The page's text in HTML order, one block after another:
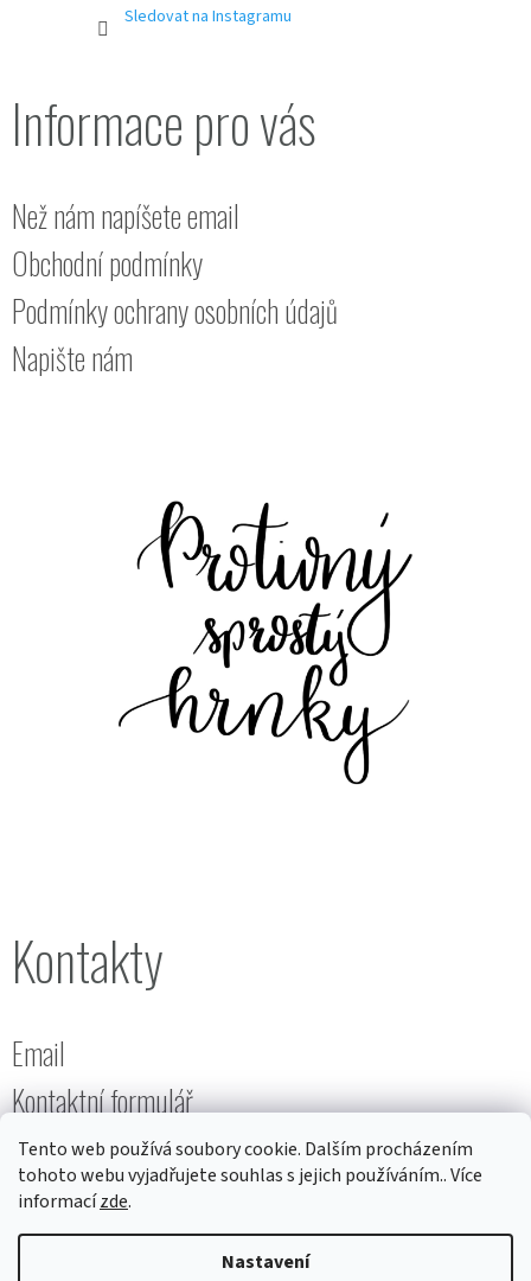
Tento web používá soubory cookie. Dalším procházením
tohoto webu vyjadřujete souhlas s jejich používáním.. Více
informacízde.
Nastavení
Sledovat na Instagramu
Informace pro vás
Než nám napíšete email
Obchodní podmínky
Podmínky ochrany osobních údajů
Napište nám
Kontakty
Email
Kontaktní formulář
VytvořilŠMnaShoptetu